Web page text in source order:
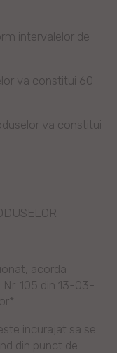
intervalelor de
va constitui 60
va constitui
acorda
105 din 13-03-
incurajat sa se
din punct de